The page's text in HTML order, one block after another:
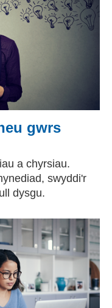
gwrs
a chyrsiau.
swyddi'r
dysgu.